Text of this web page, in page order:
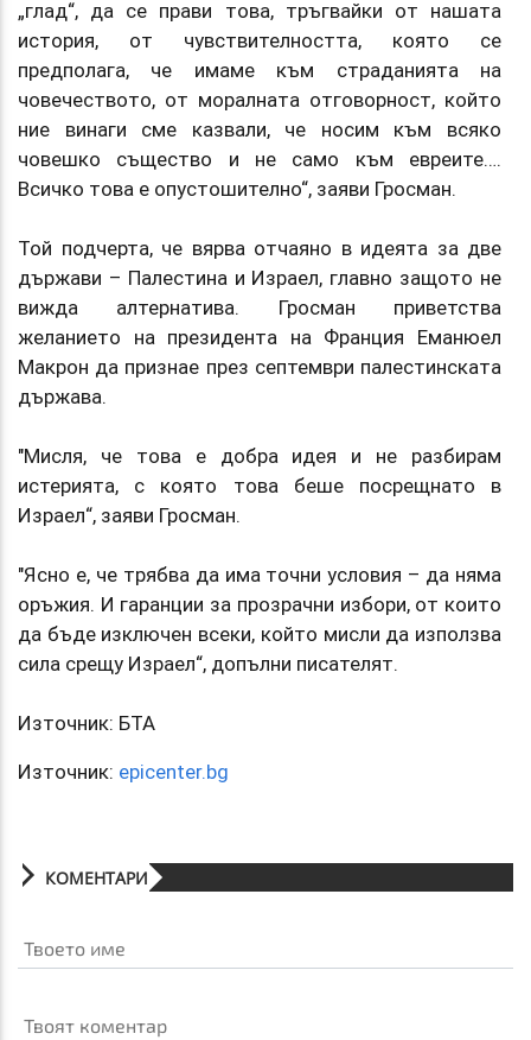
„глад“, да се прави това, тръгвайки от нашата
история, от чувствителността, която се
предполага, че имаме към страданията на
човечеството, от моралната отговорност, който
ние винаги сме казвали, че носим към всяко
човешко същество и не само към евреите….
Всичко това е опустошително“, заяви Гросман.
Той подчерта, че вярва отчаяно в идеята за две
държави – Палестина и Израел, главно защото не
вижда алтернатива. Гросман приветства
желанието на президента на Франция Еманюел
Макрон да признае през септември палестинската
държава.
"Мисля, че това е добра идея и не разбирам
истерията, с която това беше посрещнато в
Израел“, заяви Гросман.
"Ясно е, че трябва да има точни условия – да няма
оръжия. И гаранции за прозрачни избори, от които
да бъде изключен всеки, който мисли да използва
сила срещу Израел“, допълни писателят.
Източник: БТА
Източник: epicenter.bg
КОМЕНТАРИ
Твоето име
Твоят коментар